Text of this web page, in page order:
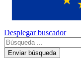
Desplegar buscador
Enviar búsqueda